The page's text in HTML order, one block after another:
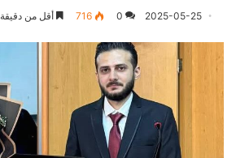
2025-05-25
0
716 أقل من دقيقة